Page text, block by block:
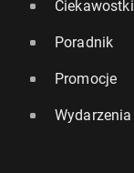
Ciekawostki
Poradnik
Promocje
Wydarzenia